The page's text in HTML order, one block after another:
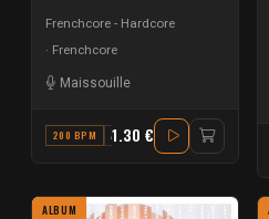
Frenchcore - Hardcore
Frenchcore
Maissouille
200 BPM A#1.30 €
ALBUM